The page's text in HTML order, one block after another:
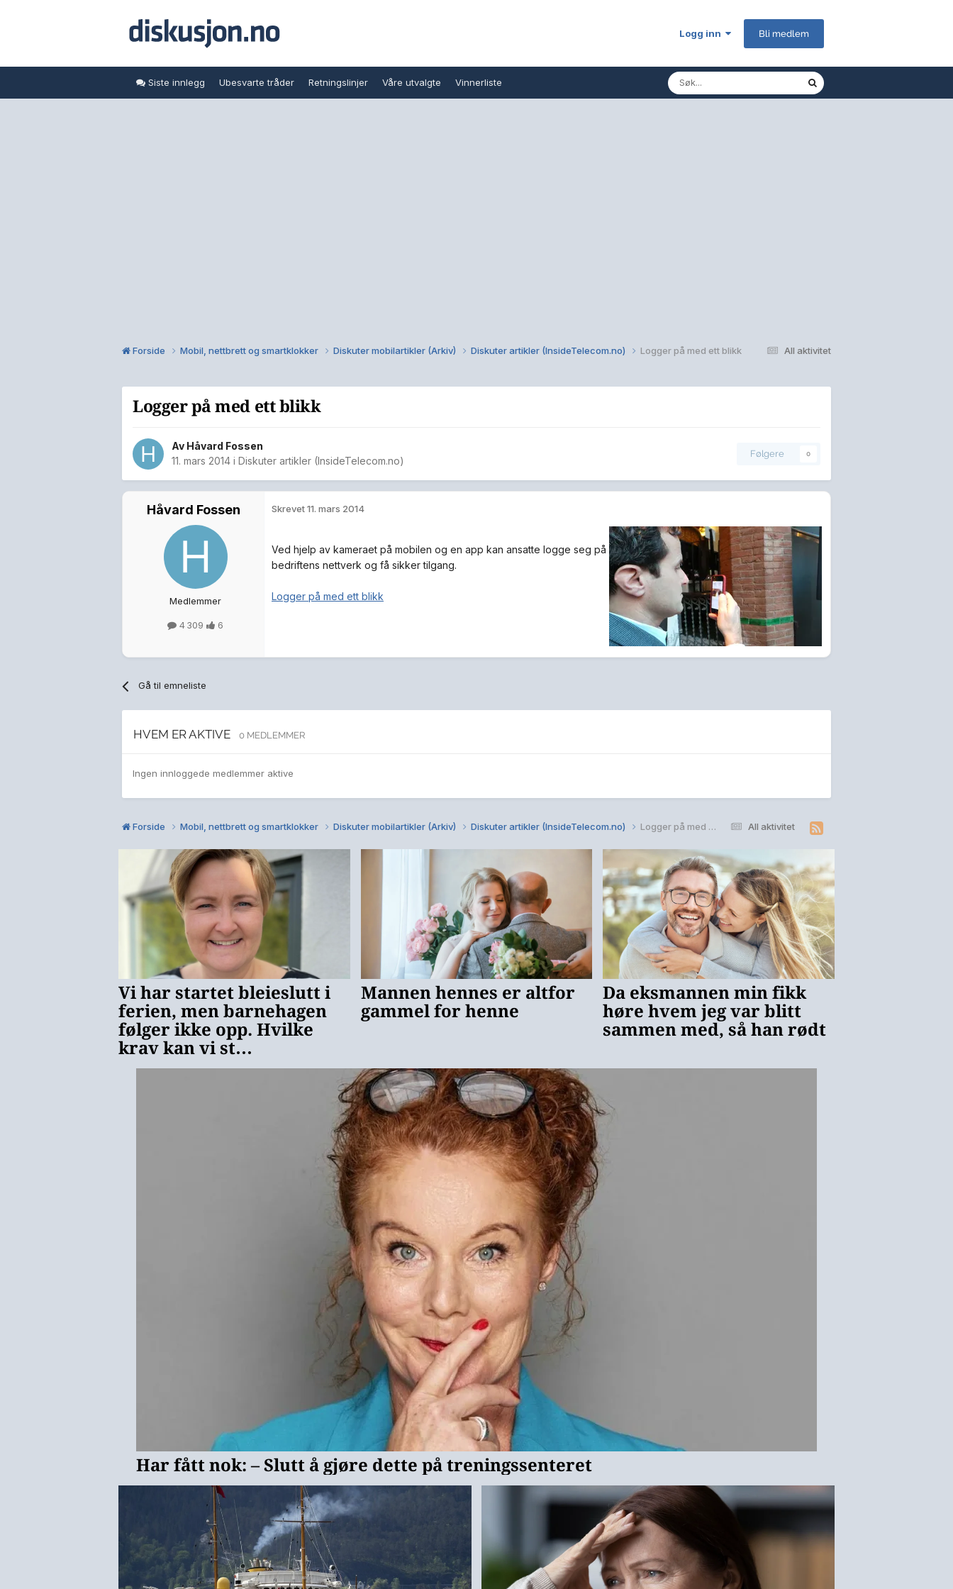
Logg inn Bli medlem
Siste innlegg Ubesvarte tråder Retningslinjer Våre utvalgte Vinnerliste
All aktivitet
Forside Mobil, nettbrett og smartklokker Diskuter mobilartikler (Arkiv) Diskuter artikler (InsideTelecom.no) Logger på med ett blikk
Logger på med ett blikk
Av Håvard Fossen
11. mars 2014 i Diskuter artikler (InsideTelecom.no)
Følgere 0
Håvard Fossen
Medlemmer
4 309 6
Skrevet11. mars 2014
Ved hjelp av kameraet på mobilen og en app kan ansatte logge seg på
bedriftens nettverk og få sikker tilgang.
Logger på med ett blikk
Gå til emneliste
HVEM ER AKTIVE 0 MEDLEMMER
Ingen innloggede medlemmer aktive
All aktivitet
Forside Mobil, nettbrett og smartklokker Diskuter mobilartikler (Arkiv) Diskuter artikler (InsideTelecom.no) Logger på med ett blikk